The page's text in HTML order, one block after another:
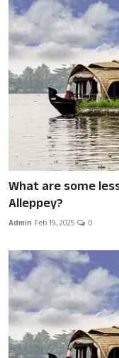
What are some
Alleppey?
Admin Feb 19, 2025 0